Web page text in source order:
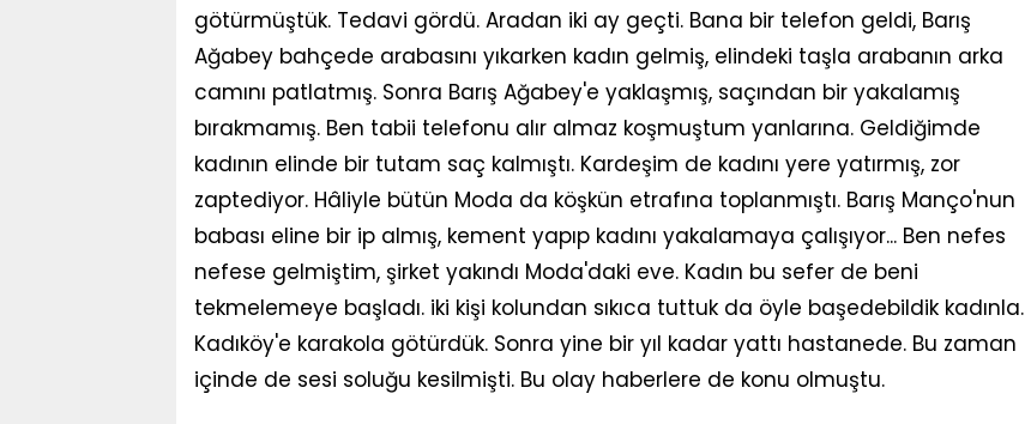
götürmüştük. Tedavi gördü. Aradan iki ay geçti. Bana bir telefon geldi, Barış
Ağabey bahçede arabasını yıkarken kadın gelmiş, elindeki taşla arabanın arka
camını patlatmış. Sonra Barış Ağabey'e yaklaşmış, saçından bir yakalamış
bırakmamış. Ben tabii telefonu alır almaz koşmuştum yanlarına. Geldiğimde
kadının elinde bir tutam saç kalmıştı. Kardeşim de kadını yere yatırmış, zor
zaptediyor. Hâliyle bütün Moda da köşkün etrafına toplanmıştı. Barış Manço'nun
babası eline bir ip almış, kement yapıp kadını yakalamaya çalışıyor... Ben nefes
nefese gelmiştim, şirket yakındı Moda'daki eve. Kadın bu sefer de beni
tekmelemeye başladı. iki kişi kolundan sıkıca tuttuk da öyle başedebildik kadınla.
Kadıköy'e karakola götürdük. Sonra yine bir yıl kadar yattı hastanede. Bu zaman
içinde de sesi soluğu kesilmişti. Bu olay haberlere de konu olmuştu.